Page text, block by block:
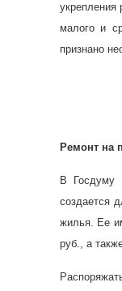
малого и
признано
Ремонт на
В Госдуму
создается
жилья. Ее
руб., а